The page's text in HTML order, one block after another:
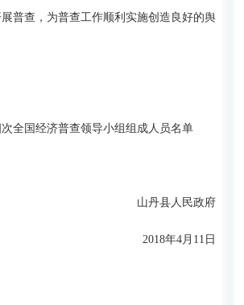
普查，为普查工作顺利实施创造良好的舆
全国经济普查领导小组组成人员名单
山丹县人民政府
2018年4月11日